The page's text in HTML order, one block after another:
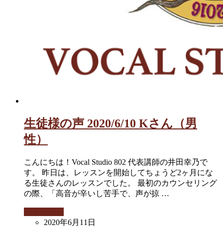
生徒様の声 2020/6/10 Kさん（男
性）
こんにちは！Vocal Studio 802 代表講師の井田幸乃で
す。 昨日は、レッスンを開始してちょうど2ヶ月にな
る生徒さんのレッスンでした。 最初のカウンセリング
の際、「高音が辛いし苦手で、声が掠 …
2020年6月11日